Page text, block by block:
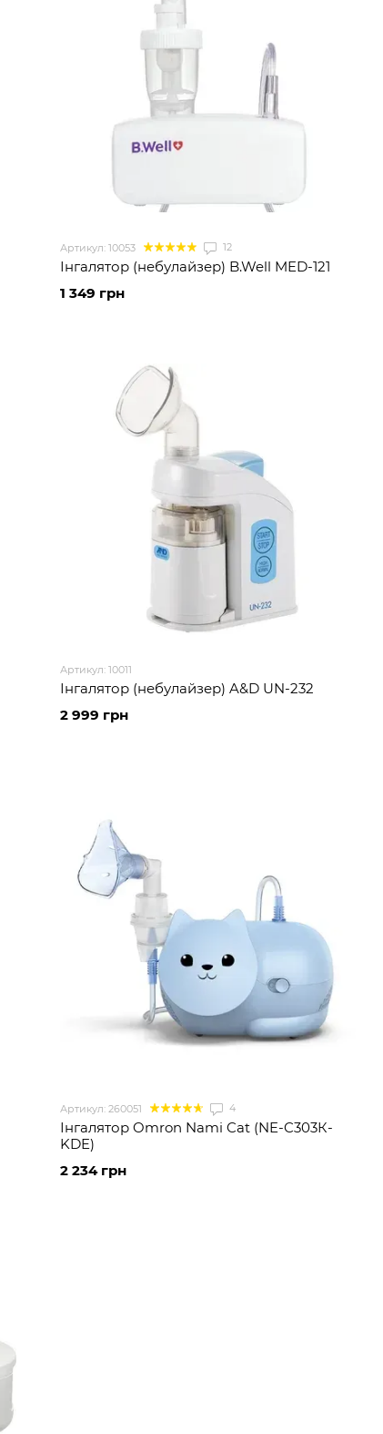
Артикул: 10053 12
Інгалятор (небулайзер) B.Well MED-121
1 349 грн
Артикул: 10011
Інгалятор (небулайзер) A&D UN-232
2 999 грн
Артикул: 260051 4
Інгалятор Omron Nami Cat (NE-C303К-
KDE)
2 234 грн